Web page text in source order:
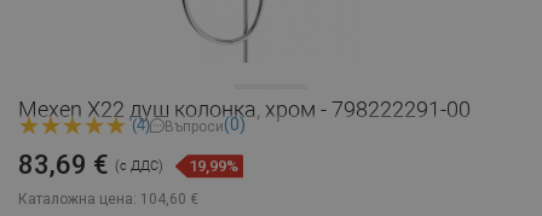
Mexen X22 душ колонка, хром - 798222291-00
(4) Въпроси(0)
Каталожна цена: 104,60 €
83,69 € (с ДДС) 19,99%